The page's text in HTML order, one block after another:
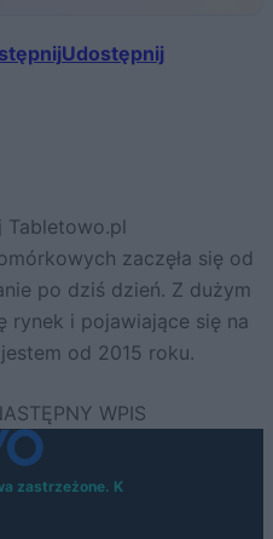
Udostępnij
Tabletowo.pl
zaczęła się od
po dziś dzień. Z dużym
rynek i pojawiające się na
od 2015 roku.
zastrzeżone. K